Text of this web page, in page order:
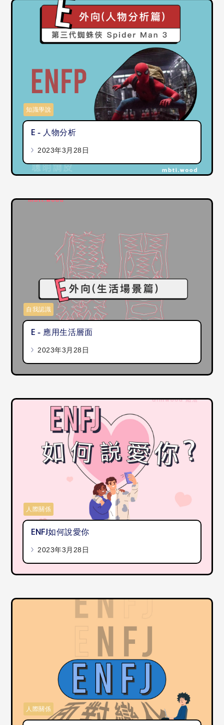
E - 人物分析
2023年3月28日
知識學說
E - 應用生活層面
2023年3月28日
自我認識
ENFJ如何說愛你
2023年3月28日
人際關係
人際關係